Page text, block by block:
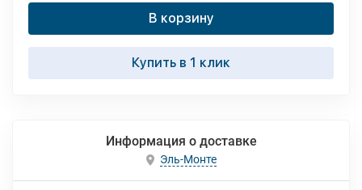
В корзину
Купить в 1 клик
Информация о доставке
Эль-Монте